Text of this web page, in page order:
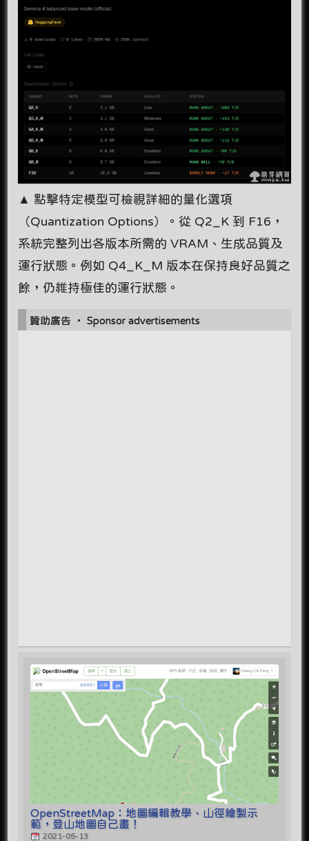
▲ 點擊特定模型可檢視詳細的量化選項
（Quantization Options）。從 Q2_K 到 F16，
系統完整列出各版本所需的 VRAM、生成品質及
運行狀態。例如 Q4_K_M 版本在保持良好品質之
餘，仍維持極佳的運行狀態。
贊助廣告 ‧ Sponsor advertisements
OpenStreetMap：地圖編輯教學、山徑繪製示
範，登山地圖自己畫！
2021-05-13